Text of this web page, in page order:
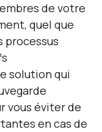
de votre
quel que
processus
solution qui
vous éviter de
en cas de